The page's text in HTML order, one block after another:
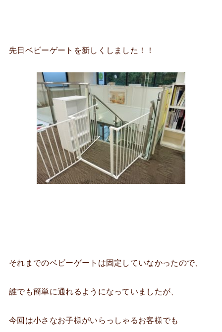
先日ベビーゲートを新しくしました！！
それまでのベビーゲートは固定していなかったので、
誰でも簡単に通れるようになっていましたが、
今回は小さなお子様がいらっしゃるお客様でも